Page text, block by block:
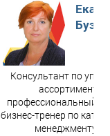
Консультант по
профессиональный
бизнес-тренер по
менеджменту